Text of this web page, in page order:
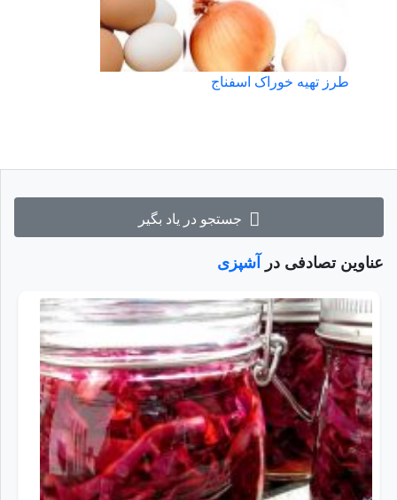
جستجو در یاد بگیر
عناوین تصادفی در آشپزی
طرز تهیه خوراک اسفناج